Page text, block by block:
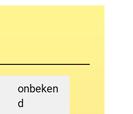
onbeken
d